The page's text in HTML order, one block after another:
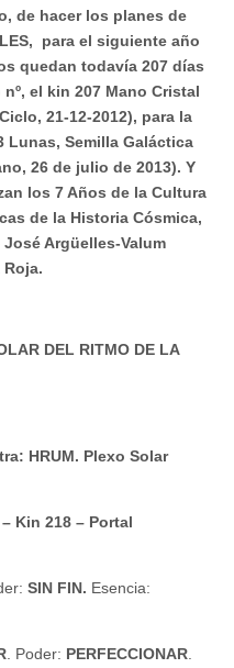
de hacer los planes de
para el siguiente año
quedan todavía 207 días
el kin 207 Mano Cristal
21-12-2012), para la
Lunas, Semilla Galáctica
26 de julio de 2013). Y
los 7 Años de la Cultura
de la Historia Cósmica,
Argüelles-Valum
DEL RITMO DE LA
HRUM. Plexo Solar
– Kin 218 – Portal
SIN FIN. Esencia:
. Poder: PERFECCIONAR